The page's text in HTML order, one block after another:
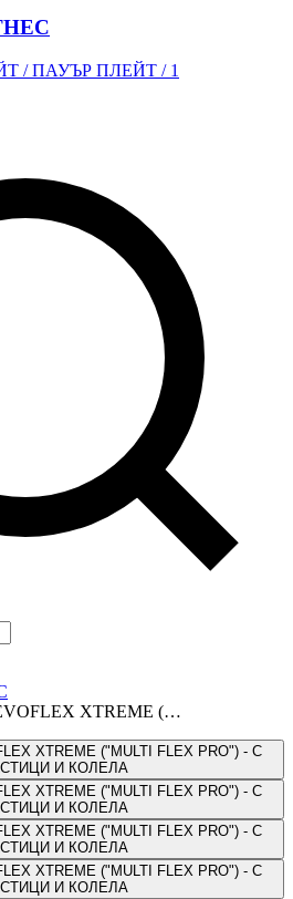
/ ПАУЪР ПЛЕЙТ / 1
XTREME (…